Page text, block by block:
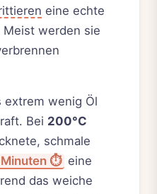
eine echte
Meist werden sie
extrem wenig Öl
Bei 200°C
schmale
⏱️ eine
das weiche